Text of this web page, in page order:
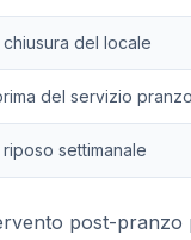
del locale
del servizio pranzo
settimanale
post-pranzo